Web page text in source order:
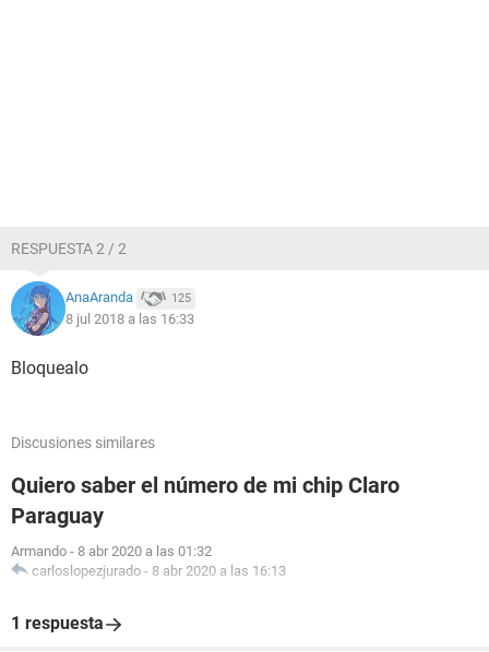
RESPUESTA 2 / 2
AnaAranda 125
8 jul 2018 a las 16:33
Bloquealo
Discusiones similares
Quiero saber el número de mi chip Claro
Paraguay
Armando - 8 abr 2020 a las 01:32
carloslopezjurado - 8 abr 2020 a las 16:13
1 respuesta